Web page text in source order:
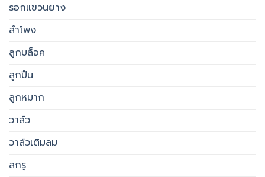
รอกแขวนยาง
ลำโพง
ลูกบล็อค
ลูกปืน
ลูกหมาก
วาล์ว
วาล์วเติมลม
สกรู